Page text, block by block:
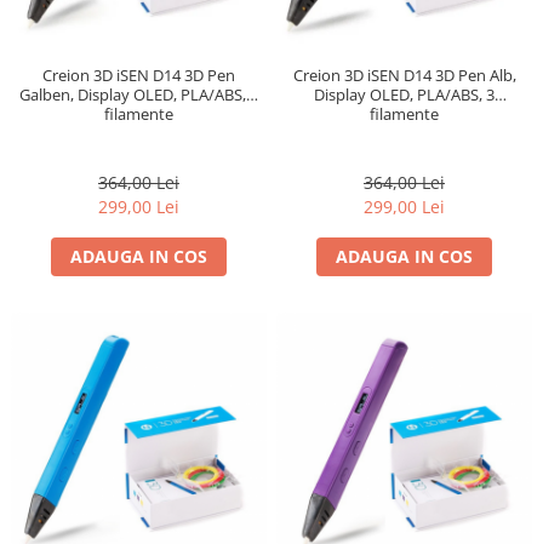
Creion 3D iSEN D14 3D Pen
Galben, Display OLED, PLA/ABS, 3
filamente
364,00 Lei
299,00 Lei
ADAUGA IN COS
Creion 3D iSEN D14 3D Pen Alb,
Display OLED, PLA/ABS, 3
filamente
364,00 Lei
299,00 Lei
ADAUGA IN COS